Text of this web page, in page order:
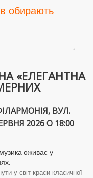
обирають
«ЕЛЕГАНТНА
ВУЛ.
2026 О 18:00
оживає у
у світ краси класичної